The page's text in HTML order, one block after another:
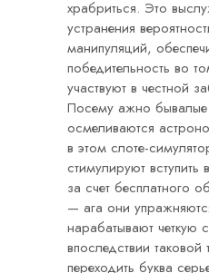
храбриться. Это
устранения
манипуляций,
победительность во
участвуют в честной
Посему ажно бывалые
осмеливаются
в этом слоте-
стимулируют
за счет бесплатного
— ага они
нарабатывают четкую
впоследствии
переходить буква